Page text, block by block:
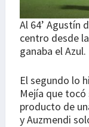
Al 64’ Agustín
centro desde
ganaba el Azul.
El segundo lo
Mejía que
producto de
y Auzmendi